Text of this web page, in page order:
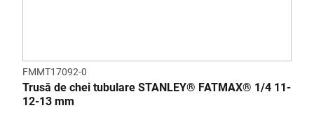
FMMT17092-0
Trusă de chei tubulare STANLEY® FATMAX® 1/4 11-
12-13 mm